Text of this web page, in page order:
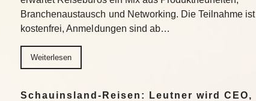
Branchenaustausch und Networking. Die Teilnahme ist
kostenfrei, Anmeldungen sind ab…
Weiterlesen
Schauinsland-Reisen: Leutner wird CEO,